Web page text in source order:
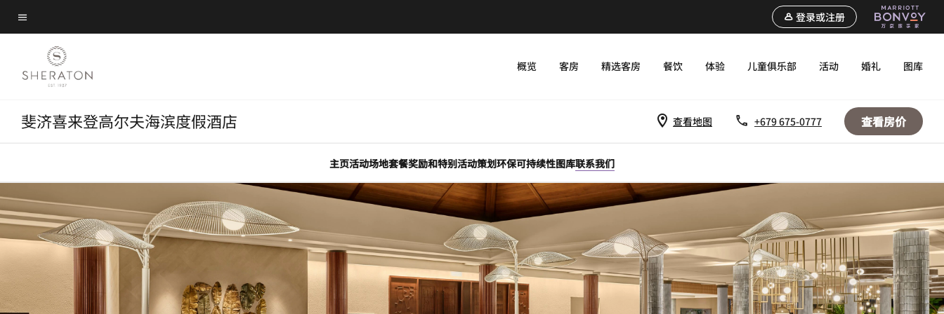
Skip
to
content
菜单文本
登录或注册
概览 客房 精选客房 餐饮 体验 儿童俱乐部 活动 婚礼 图库
斐济喜来登高尔夫海滨度假酒店 查看地图 +679 675-0777 查看房价
主页活动场地套餐奖励和特别活动策划环保可持续性图库联系我们